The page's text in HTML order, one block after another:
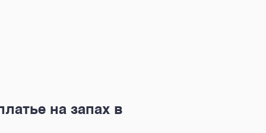
на запах в